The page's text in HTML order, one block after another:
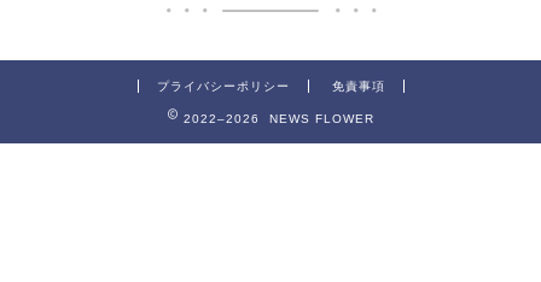
プライバシーポリシー 免責事項
2022–2026 NEWS FLOWER